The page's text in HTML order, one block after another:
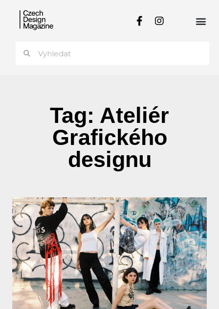
Tag: Ateliér
Grafického
designu